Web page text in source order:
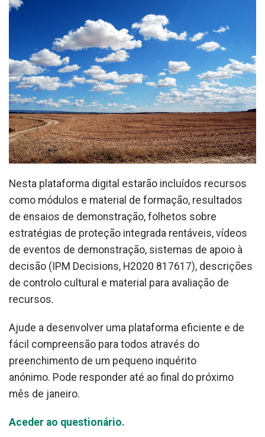
Nesta plataforma digital estarão incluídos recursos
como módulos e material de formação, resultados
de ensaios de demonstração, folhetos sobre
estratégias de proteção integrada rentáveis, vídeos
de eventos de demonstração, sistemas de apoio à
decisão (IPM Decisions, H2020 817617), descrições
de controlo cultural e material para avaliação de
recursos.
Ajude a desenvolver uma plataforma eficiente e de
fácil compreensão para todos através do
preenchimento de um pequeno inquérito
anónimo. Pode responder até ao final do próximo
mês de janeiro.
Aceder ao questionário.